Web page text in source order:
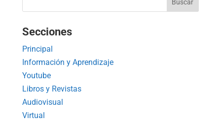
Secciones
Principal
Información y Aprendizaje
Youtube
Libros y Revistas
Audiovisual
Virtual